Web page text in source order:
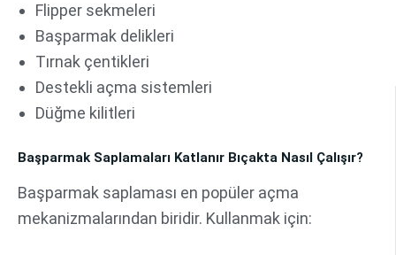
Flipper sekmeleri
Başparmak delikleri
Tırnak çentikleri
Destekli açma sistemleri
Düğme kilitleri
Başparmak Saplamaları Katlanır Bıçakta Nasıl Çalışır?
Başparmak saplaması en popüler açma
mekanizmalarından biridir. Kullanmak için: